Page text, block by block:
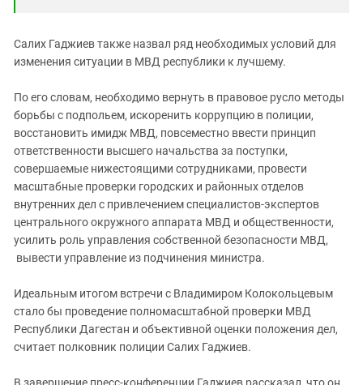
Салих Гаджиев также назвал ряд необходимых условий для
изменения ситуации в МВД республики к лучшему.
По его словам, необходимо вернуть в правовое русло методы
борьбы с подпольем, искоренить коррупцию в полиции,
восстановить имидж МВД, повсеместно ввести принцип
ответственности высшего начальства за поступки,
совершаемые нижестоящими сотрудниками, провести
масштабные проверки городских и районных отделов
внутренних дел с привлечением специалистов-экспертов
центрального окружного аппарата МВД и общественности,
усилить роль управления собственной безопасности МВД,
вывести управление из подчинения министра.
Идеальным итогом встречи с Владимиром Колокольцевым
стало бы проведение полномасштабной проверки МВД
Республики Дагестан и объективной оценки положения дел,
считает полковник полиции Салих Гаджиев.